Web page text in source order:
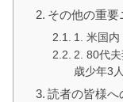
その他の重
1. 米国内
2. 80代
歳少年3
読者の皆様へ